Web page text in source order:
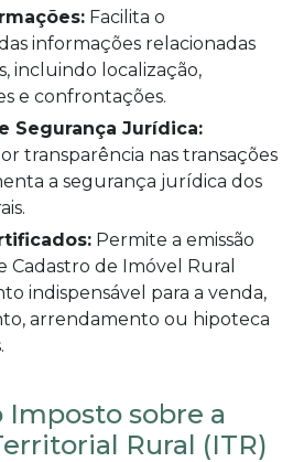
Facilita o
informações relacionadas
incluindo localização,
e confrontações.
Segurança Jurídica:
transparência nas transações
a segurança jurídica dos
Permite a emissão
Cadastro de Imóvel Rural
indispensável para a venda,
arrendamento ou hipoteca
Imposto sobre a
Rural (ITR)